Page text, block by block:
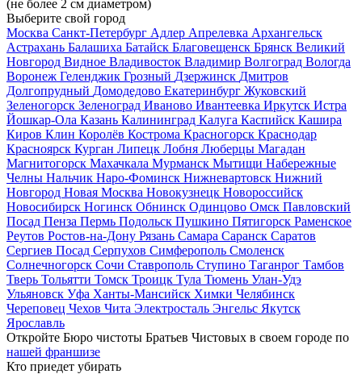
(не более 2 см диаметром)
Выберите свой город
Москва Санкт-Петербург Адлер Апрелевка Архангельск
Астрахань Балашиха Батайск Благовещенск Брянск Великий
Новгород Видное Владивосток Владимир Волгоград Вологда
Воронеж Геленджик Грозный Дзержинск Дмитров
Долгопрудный Домодедово Екатеринбург Жуковский
Зеленогорск Зеленоград Иваново Ивантеевка Иркутск Истра
Йошкар-Ола Казань Калининград Калуга Каспийск Кашира
Киров Клин Королёв Кострома Красногорск Краснодар
Красноярск Курган Липецк Лобня Люберцы Магадан
Магнитогорск Махачкала Мурманск Мытищи Набережные
Челны Нальчик Наро-Фоминск Нижневартовск Нижний
Новгород Новая Москва Новокузнецк Новороссийск
Новосибирск Ногинск Обнинск Одинцово Омск Павловский
Посад Пенза Пермь Подольск Пушкино Пятигорск Раменское
Реутов Ростов-на-Дону Рязань Самара Саранск Саратов
Сергиев Посад Серпухов Симферополь Смоленск
Солнечногорск Сочи Ставрополь Ступино Таганрог Тамбов
Тверь Тольятти Томск Троицк Тула Тюмень Улан-Удэ
Ульяновск Уфа Ханты-Мансийск Химки Челябинск
Череповец Чехов Чита Электросталь Энгельс Якутск
Ярославль
Откройте Бюро чистоты Братьев Чистовых в своем городе по
нашей франшизе
Кто приедет убирать